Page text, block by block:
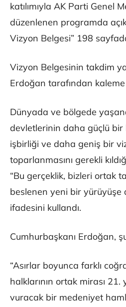
katılımıyla AK Parti Genel
düzenlenen programda
Vizyon Belgesi” 198
Vizyon Belgesinin takdim
Erdoğan tarafından kaleme
Dünyada ve bölgede
devletlerinin daha güçlü bir
işbirliği ve daha geniş bir
toparlanmasını gerekli
“Bu gerçeklik, bizleri ortak
beslenen yeni bir yürüyüşe
ifadesini kullandı.
Cumhurbaşkanı Erdoğan,
“Asırlar boyunca farklı
halklarının ortak mirası 21.
vuracak bir medeniyet